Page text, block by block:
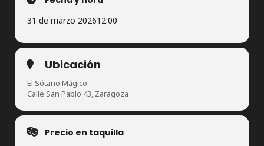
31 de marzo 202612:00
Ubicación
El Sótano Mágico
Calle San Pablo 43, Zaragoza
Precio en taquilla